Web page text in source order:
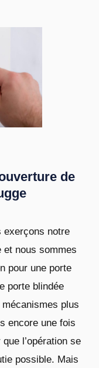
de
exerçons notre
et nous sommes
pour une porte
porte blindée
plus
encore une fois
l’opération se
possible. Mais